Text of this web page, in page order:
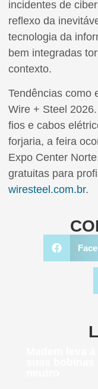
incidentes de
reflexo da
tecnologia da
bem integradas
contexto.
Tendências como
Wire + Steel
fios e cabos
forjaria, a feira
Expo Center
gratuitas para
wiresteel.com.br.